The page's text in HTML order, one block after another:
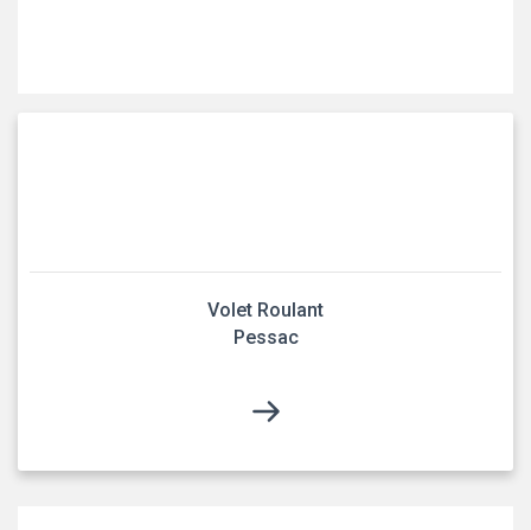
Volet Roulant
Pessac